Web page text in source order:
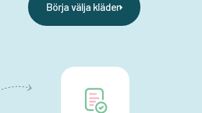
Börja välja kläder